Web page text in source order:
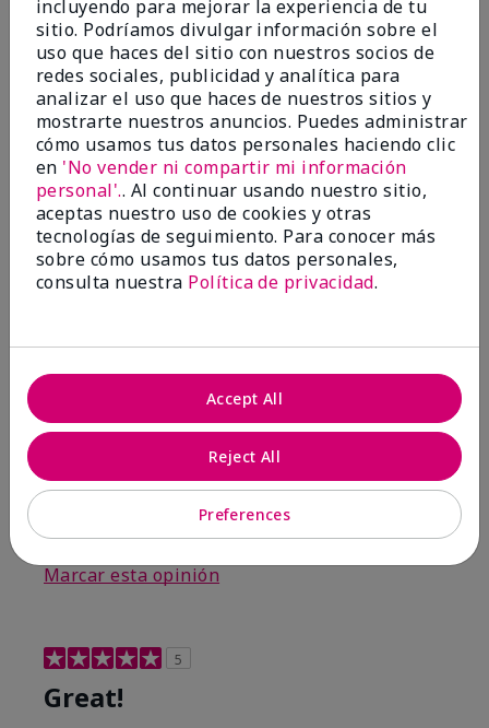
Satisfied
EnviadoHace 3 meses
porKeyrone
de LaBelle, FL
Evaluado en
marykay.com/en-us/
Since using MK products, my skin hasn't been as oily.
I've received compliments that my complexion has
improved, and most of all, my skin doesn't feel dry or
irritated after use. Moisturizers are usually hard to
Tyre, for introducing me to these products!
ConclusiónSí, recomendaría a un amigo
¿Le ha resultado útil esta
opinión?
Marcar esta opinión
5
Great!
incluyendo para mejorar la experiencia de tu
sitio. Podríamos divulgar información sobre el
uso que haces del sitio con nuestros socios de
redes sociales, publicidad y analítica para
analizar el uso que haces de nuestros sitios y
mostrarte nuestros anuncios. Puedes administrar
cómo usamos tus datos personales haciendo clic
en 'No vender ni compartir mi información
personal'.. Al continuar usando nuestro sitio,
aceptas nuestro uso de cookies y otras
tecnologías de seguimiento. Para conocer más
sobre cómo usamos tus datos personales,
consulta nuestra Política de privacidad.
Preferences
Reject All
Accept All